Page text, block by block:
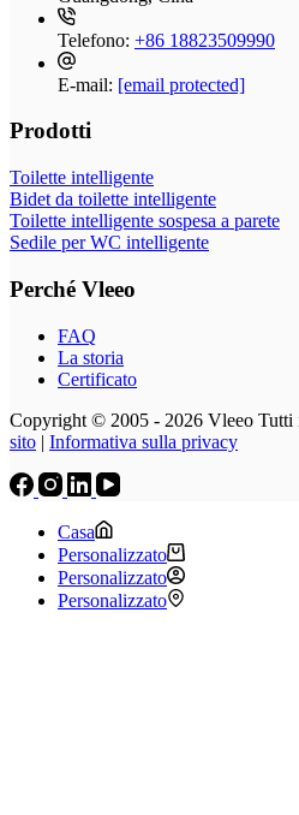
Telefono: +86 18823509990
E-mail: [email protected]
Prodotti
Toilette intelligente
Bidet da toilette intelligente
Toilette intelligente sospesa a parete
Sedile per WC intelligente
Perché Vleeo
FAQ
La storia
Certificato
Copyright © 2005 - 2026 Vleeo Tutti
sito | Informativa sulla privacy
Casa
Personalizzato
Personalizzato
Personalizzato